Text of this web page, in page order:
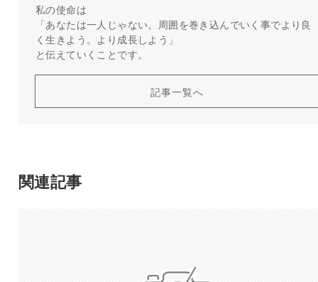
私の使命は
「あなたは一人じゃない。周囲を巻き込んでいく事でより良
く生きよう。より成長しよう」
と伝えていくことです。
記事一覧へ
関連記事